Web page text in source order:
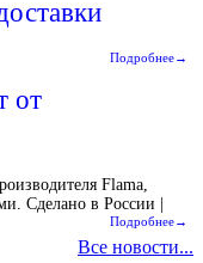
Подробнее→
от
Flama,
Сделано в России |
Подробнее→
Все новости...